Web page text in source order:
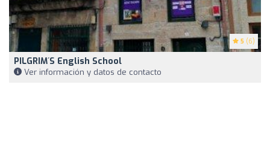
5 (6)
PILGRIM´S English School
Ver información y datos de contacto